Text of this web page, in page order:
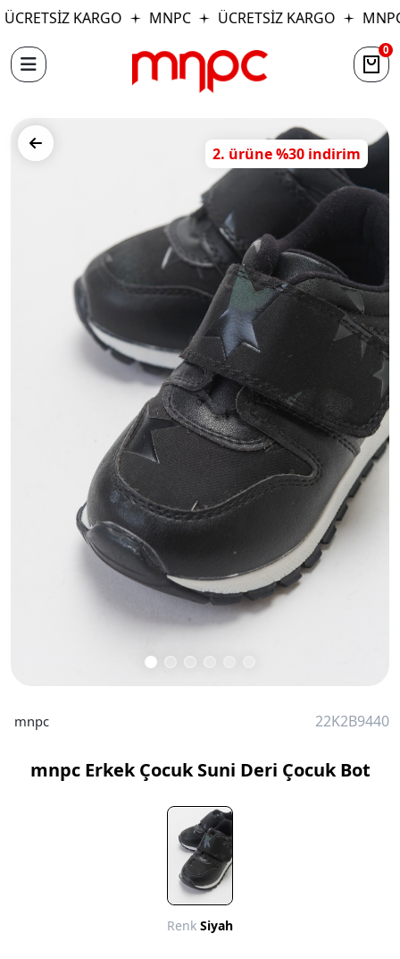
KARGO MNPC ÜCRETSİZ KARGO MNPC
0
2. ürüne %30 indirim
mnpc 22K2B9440
mnpc Erkek Çocuk Suni Deri Çocuk Bot
Renk Siyah